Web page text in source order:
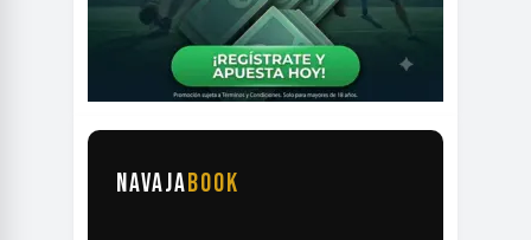
NAVAJABOOK